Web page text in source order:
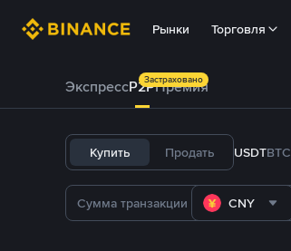
Рынки Торговля
ЭкспрессP2PПремия
Застраховано
Купить Продать USDTBTC
CNY